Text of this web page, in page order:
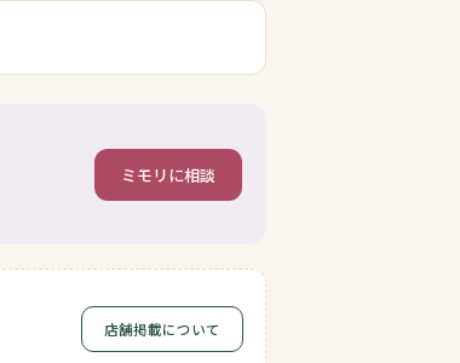
ミモリに相談
店舗掲載について